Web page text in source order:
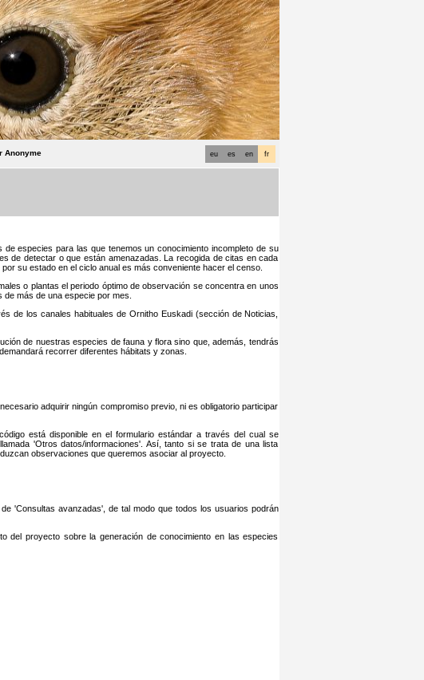
fr
en
es
eu
Anonyme
especies para las que tenemos un conocimiento incompleto de su
de detectar o que están amenazadas. La recogida de citas en cada
su estado en el ciclo anual es más conveniente hacer el censo.
o plantas el periodo óptimo de observación se concentra en unos
más de una especie por mes.
de los canales habituales de Ornitho Euskadi (sección de Noticias,
de nuestras especies de fauna y flora sino que, además, tendrás
recorrer diferentes hábitats y zonas.
adquirir ningún compromiso previo, ni es obligatorio participar
está disponible en el formulario estándar a través del cual se
'Otros datos/informaciones'. Así, tanto si se trata de una lista
observaciones que queremos asociar al proyecto.
'Consultas avanzadas', de tal modo que todos los usuarios podrán
del proyecto sobre la generación de conocimiento en las especies